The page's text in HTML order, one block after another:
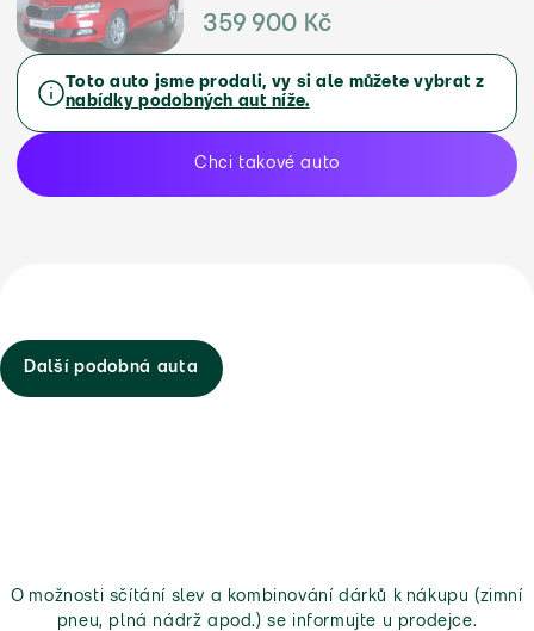
359 900 Kč
Toto auto jsme prodali, vy si ale můžete vybrat z
nabídky podobných aut níže.
Chci takové auto
Další podobná auta
O možnosti sčítání slev a kombinování dárků k nákupu (zimní
pneu, plná nádrž apod.) se informujte u prodejce.